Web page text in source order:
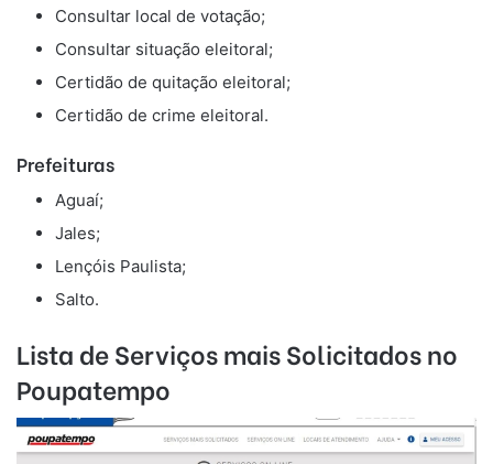
Consultar local de votação;
Consultar situação eleitoral;
Certidão de quitação eleitoral;
Certidão de crime eleitoral.
Prefeituras
Aguaí;
Jales;
Lençóis Paulista;
Salto.
Lista de Serviços mais Solicitados no
Poupatempo